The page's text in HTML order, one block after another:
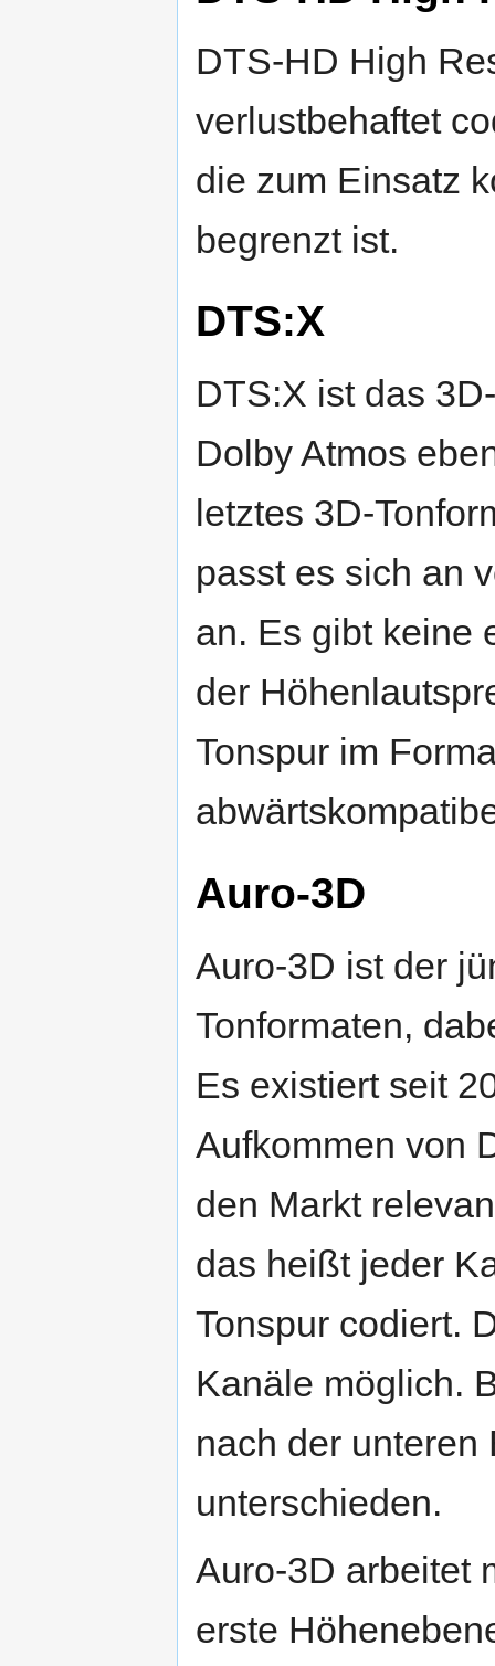
DTS-HD High
verlustbehaftet
die zum Einsatz
begrenzt ist.
DTS:X
DTS:X ist das
Dolby Atmos
letztes 3D-
passt es sich an
an. Es gibt keine
der
Tonspur im
Auro-3D
Auro-3D ist der
Tonformaten,
Es existiert seit
Aufkommen von
den Markt
das heißt jeder
Tonspur codiert.
Kanäle möglich.
nach der
unterschieden.
Auro-3D arbeitet
erste